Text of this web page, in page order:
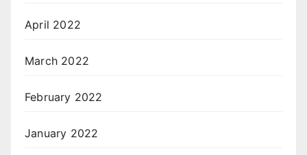
April 2022
March 2022
February 2022
January 2022